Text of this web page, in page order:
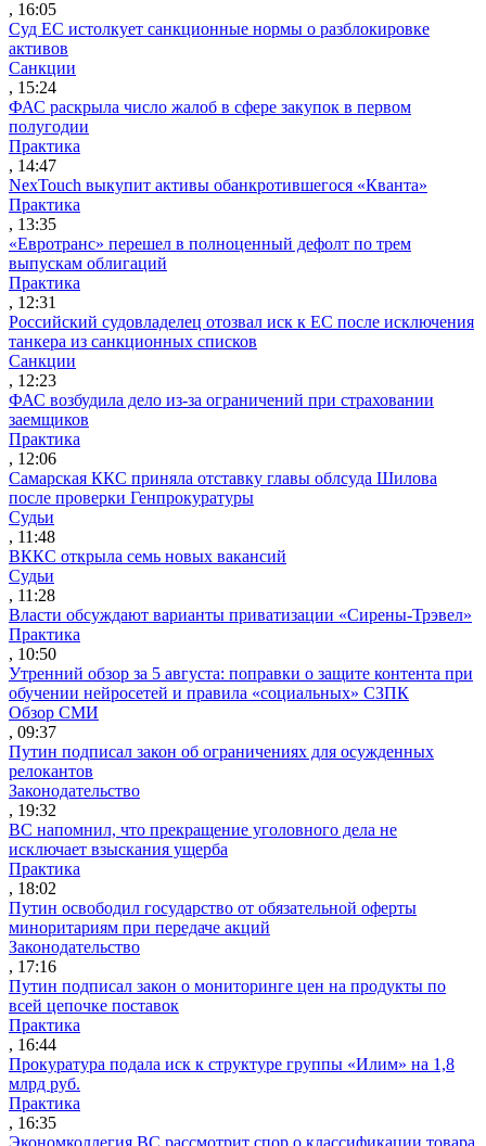
, 16:05
Суд ЕС истолкует санкционные нормы о разблокировке
активов
Санкции
, 15:24
ФАС раскрыла число жалоб в сфере закупок в первом
полугодии
Практика
, 14:47
NexTouch выкупит активы обанкротившегося «Кванта»
Практика
, 13:35
«Евротранс» перешел в полноценный дефолт по трем
выпускам облигаций
Практика
, 12:31
Российский судовладелец отозвал иск к ЕС после исключения
танкера из санкционных списков
Санкции
, 12:23
ФАС возбудила дело из-за ограничений при страховании
заемщиков
Практика
, 12:06
Самарская ККС приняла отставку главы облсуда Шилова
после проверки Генпрокуратуры
Судьи
, 11:48
ВККС открыла семь новых вакансий
Судьи
, 11:28
Власти обсуждают варианты приватизации «Сирены-Трэвел»
Практика
, 10:50
Утренний обзор за 5 августа: поправки о защите контента при
обучении нейросетей и правила «социальных» СЗПК
Обзор СМИ
, 09:37
Путин подписал закон об ограничениях для осужденных
релокантов
Законодательство
, 19:32
ВС напомнил, что прекращение уголовного дела не
исключает взыскания ущерба
Практика
, 18:02
Путин освободил государство от обязательной оферты
миноритариям при передаче акций
Законодательство
, 17:16
Путин подписал закон о мониторинге цен на продукты по
всей цепочке поставок
Практика
, 16:44
Прокуратура подала иск к структуре группы «Илим» на 1,8
млрд руб.
Практика
, 16:35
Экономколлегия ВС рассмотрит спор о классификации товара